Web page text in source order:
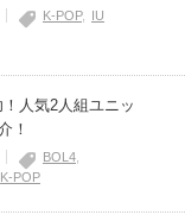
K-POP IU
人気2人組ユニッ
！
BOL4
K-POP